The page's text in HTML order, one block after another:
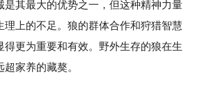
其最大的优势之一，但这种精神力量
理上的不足。狼的群体合作和狩猎智慧
得更为重要和有效。野外生存的狼在生
家养的藏獒。